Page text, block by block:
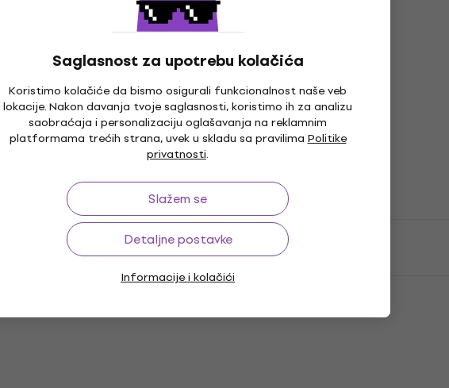
Saglasnost za upotrebu kolačića
Koristimo kolačiće da bismo osigurali funkcionalnost naše veb
lokacije. Nakon davanja tvoje saglasnosti, koristimo ih za analizu
saobraćaja i personalizaciju oglašavanja na reklamnim
platformama trećih strana, uvek u skladu sa pravilimaPolitike
privatnosti.
Slažem se
Detaljne postavke
Informacije i kolačići